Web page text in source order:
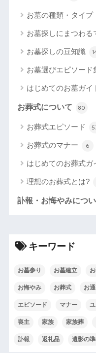
お墓の種類・タイプ
お墓探しにまつわる
お墓探しの豆知識
お墓選びエピソード
はじめてのお墓ガイ
お葬式について 80
お葬式エピソード
お葬式のマナー 6
はじめてのお葬式ガ
理想のお葬式とは?
訃報・お悔やみにつ
キーワード
お墓参り お墓建立
お悔やみ お葬式 お
エピソード マナー
喪主 家族 家族葬
訃報 返礼品 遺影の